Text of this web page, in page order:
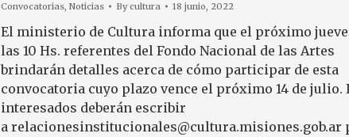
Convocatorias, Noticias Bycultura 18 junio, 2022
El ministerio de Cultura informa que el próximo
las 10 Hs. referentes del Fondo Nacional de las Artes
brindarán detalles acerca de cómo participar de esta
convocatoria cuyo plazo vence el próximo 14 de julio.
interesados deberán escribir
a relacionesinstitucionales@cultura.misiones.gob.ar